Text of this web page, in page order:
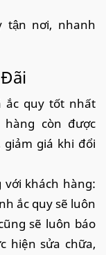
tận nơi, nhanh
ắc quy tốt nhất
còn được
giá khi đổi
với khách hàng:
ắc quy sẽ luôn
sẽ luôn báo
hiện sửa chữa,